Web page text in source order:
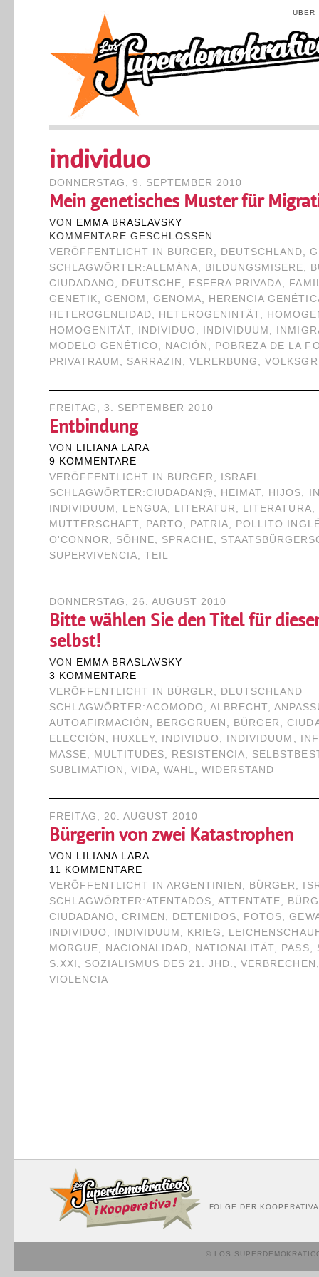
ÜBER
individuo
DONNERSTAG, 9. SEPTEMBER 2010
Mein genetisches Muster für
VON
EMMA BRASLAVSKY
KOMMENTARE GESCHLOSSEN
VERÖFFENTLICHT IN
BÜRGER , DEUTSCHLAND,
SCHLAGWÖRTER:ALEMÁNA, BILDUNGSMISERE,
CIUDADANO , DEUTSCHE, ESFERA PRIVADA,
GENETIK, GENOM , GENOMA, HERENCIA
HETEROGENEIDAD, HETEROGENINTÄT,
HOMOGENITÄT, INDIVIDUO , INDIVIDUUM ,
MODELO GENÉTICO , NACIÓN , POBREZA DE LA
PRIVATRAUM , SARRAZIN ,VERERBUNG ,
FREITAG, 3. SEPTEMBER 2010
Entbindung
VON
LILIANA LARA
9 KOMMENTARE
VERÖFFENTLICHT IN
BÜRGER ,
ISRAEL
SCHLAGWÖRTER:CIUDADAN@ , HEIMAT, HIJOS,
INDIVIDUUM , LENGUA, LITERATUR , LITERATURA,
MUTTERSCHAFT, PARTO , PATRIA, POLLITO
O'CONNOR , SÖHNE, SPRACHE,
SUPERVIVENCIA, TEIL
DONNERSTAG, 26. AUGUST 2010
Bitte wählen Sie den Titel für
selbst!
VON
EMMA BRASLAVSKY
3 KOMMENTARE
VERÖFFENTLICHT IN
BÜRGER , DEUTSCHLAND
SCHLAGWÖRTER:ACOMODO ,ALBRECHT,
AUTOAFIRMACIÓN , BERGGRUEN , BÜRGER ,
ELECCIÓN , HUXLEY, INDIVIDUO , INDIVIDUUM ,
MASSE, MULTITUDES, RESISTENCIA,
SUBLIMATION , VIDA, WAHL,WIDERSTAND
FREITAG, 20. AUGUST 2010
Bürgerin von zwei Katastrophen
VON
LILIANA LARA
11 KOMMENTARE
VERÖFFENTLICHT IN ARGENTINIEN , BÜRGER ,
SCHLAGWÖRTER:ATENTADOS,ATTENTATE,
CIUDADANO , CRIMEN , DETENIDOS, FOTOS,
INDIVIDUO , INDIVIDUUM , KRIEG ,
MORGUE, NACIONALIDAD, NATIONALITÄT, PASS,
S.XXI , SOZIALISMUS DES 21. JHD. ,VERBRECHEN
VIOLENCIA
FOLGE DER
© LOS